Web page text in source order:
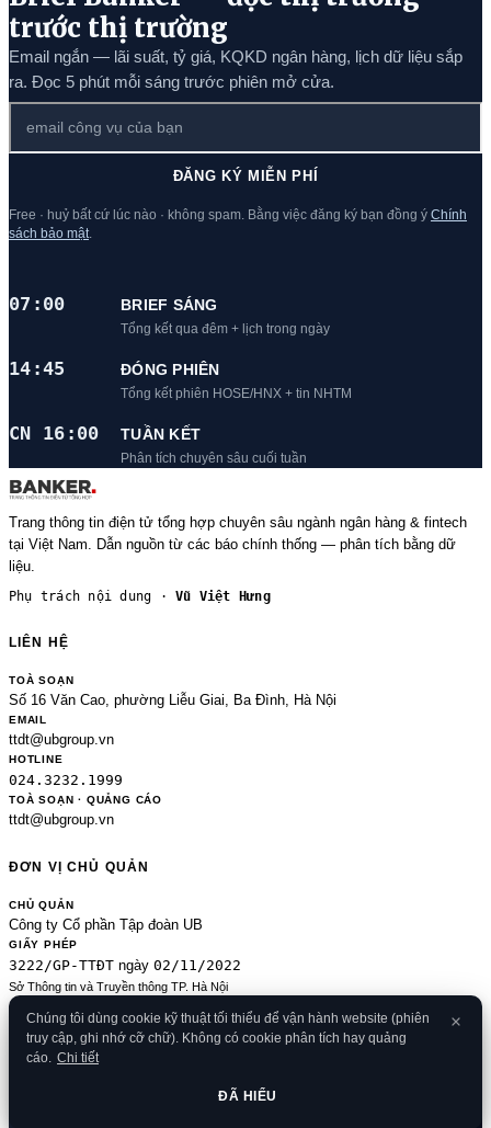
trước thị trường
Email ngắn — lãi suất, tỷ giá, KQKD ngân hàng, lịch dữ liệu sắp
ra. Đọc 5 phút mỗi sáng trước phiên mở cửa.
ĐĂNG KÝ MIỄN PHÍ
Free · huỷ bất cứ lúc nào · không spam. Bằng việc đăng ký bạn đồng ý Chính
sách bảo mật
07:00 BRIEF SÁNG
Tổng kết qua đêm + lịch trong ngày
14:45 ĐÓNG PHIÊN
Tổng kết phiên HOSE/HNX + tin NHTM
CN 16:00 TUẦN KẾT
Phân tích chuyên sâu cuối tuần
Trang thông tin điện tử tổng hợp chuyên sâu ngành ngân hàng & fintech
tại Việt Nam. Dẫn nguồn từ các báo chính thống — phân tích bằng dữ
liệu.
Phụ trách nội dung ·Vũ Việt Hưng
LIÊN HỆ
TOÀ SOẠN
Số 16 Văn Cao, phường Liễu Giai, Ba Đình, Hà Nội
EMAIL
ttdt@ubgroup.vn
HOTLINE
024.3232.1999
TOÀ SOẠN · QUẢNG CÁO
ttdt@ubgroup.vn
ĐƠN VỊ CHỦ QUẢN
CHỦ QUẢN
Công ty Cổ phần Tập đoàn UB
GIẤY PHÉP
3222/GP-TTĐT ngày 02/11/2022
Sở Thông tin và Truyền thông TP. Hà Nội
Sửa đổi của 2489/GP-TTĐT ngày 24/8/2020
ĐKKD
0106080414 09/01/2013
© 2026 Banker.vn
Cookies·Liên hệ
Chúng tôi dùng cookie kỹ thuật tối thiểu để vận hành website (phiên
truy cập, ghi nhớ cỡ chữ). Không có cookie phân tích hay quảng
cáo. Chi tiết
ĐÃ HIỂU